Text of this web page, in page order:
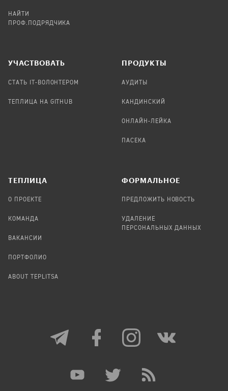
НАЙТИ
ПРОФ.ПОДРЯДЧИКА
УЧАСТВОВАТЬ
СТАТЬ IT-ВОЛОНТЕРОМ
ТЕПЛИЦА НА GITHUB
ПРОДУКТЫ
АУДИТЫ
КАНДИНСКИЙ
ОНЛАЙН-ЛЕЙКА
ПАСЕКА
TЕПЛИЦА
О ПРОЕКТЕ
КОМАНДА
ВАКАНСИИ
ПОРТФОЛИО
ABOUT TEPLITSA
ФОРМАЛЬНОЕ
ПРЕДЛОЖИТЬ НОВОСТЬ
УДАЛЕНИЕ
ПЕРСОНАЛЬНЫХ ДАННЫХ